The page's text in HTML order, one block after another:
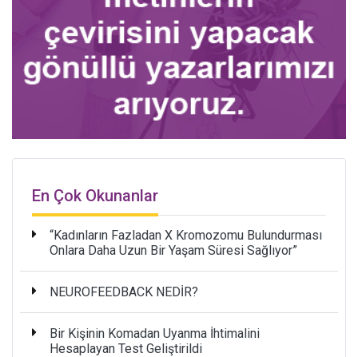
En Çok Okunanlar
“Kadınların Fazladan X Kromozomu Bulundurması
Onlara Daha Uzun Bir Yaşam Süresi Sağlıyor”
NEUROFEEDBACK NEDİR?
Bir Kişinin Komadan Uyanma İhtimalini
Hesaplayan Test Geliştirildi